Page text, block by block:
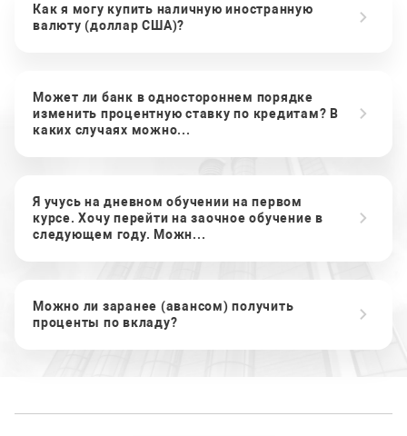
Как я могу купить наличную иностранную
валюту (доллар США)?
Может ли банк в одностороннем порядке
изменить процентную ставку по кредитам? В
каких случаях можно...
Я учусь на дневном обучении на первом
курсе. Хочу перейти на заочное обучение в
следующем году. Можн...
Можно ли заранее (авансом) получить
проценты по вкладу?